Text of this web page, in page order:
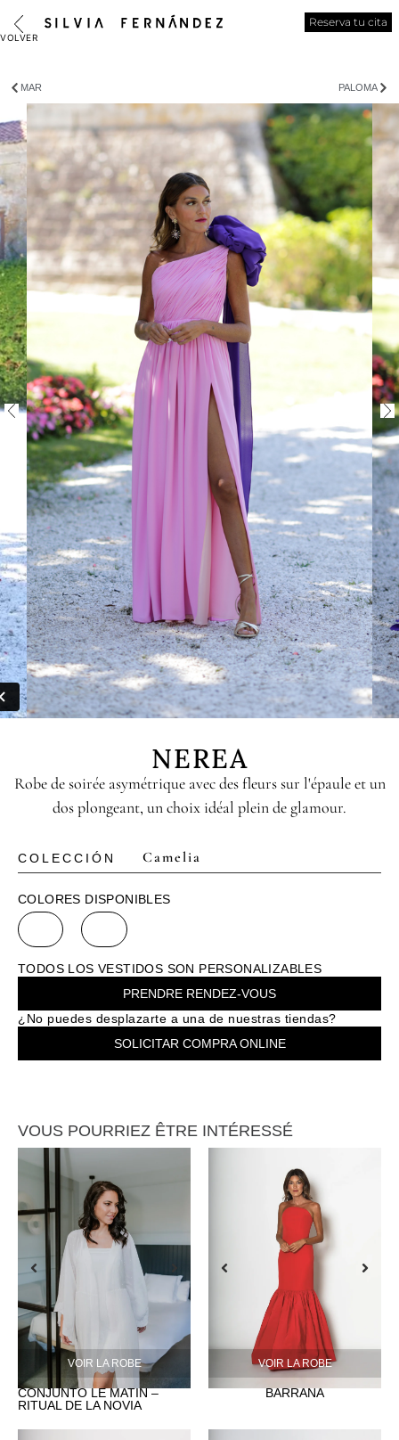
Reserva tu cita
MAR PALOMA
NEREA
Robe de soirée asymétrique avec des fleurs sur l'épaule et un
dos plongeant, un choix idéal plein de glamour.
COLECCIÓN Camelia
COLORES DISPONIBLES
TODOS LOS VESTIDOS SON PERSONALIZABLES
PRENDRE RENDEZ-VOUS
¿No puedes desplazarte a una de nuestras tiendas?
SOLICITAR COMPRA ONLINE
VOUS POURRIEZ ÊTRE INTÉRESSÉ
VOIR LA ROBE
CONJUNTO LE MATIN –
RITUAL DE LA NOVIA
VOIR LA ROBE
BARRAÑA